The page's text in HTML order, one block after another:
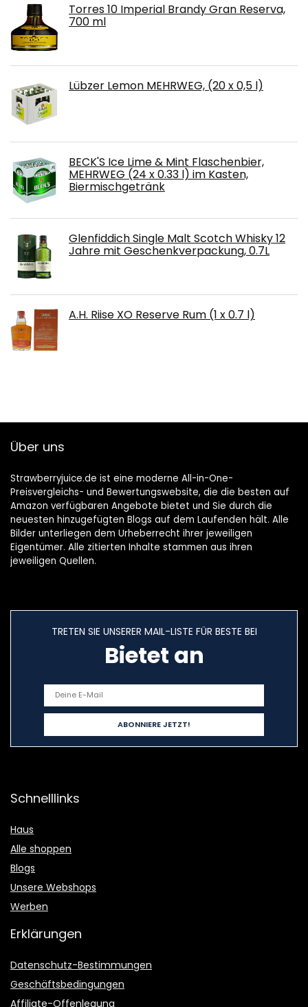
Torres 10 Imperial Brandy Gran Reserva,
700 ml
Lübzer Lemon MEHRWEG, (20 x 0,5 l)
BECK'S Ice Lime & Mint Flaschenbier,
MEHRWEG (24 x 0.33 l) im Kasten,
Biermischgetränk
Glenfiddich Single Malt Scotch Whisky 12
Jahre mit Geschenkverpackung, 0.7L
A.H. Riise XO Reserve Rum (1 x 0.7 l)
Über uns
Strawberryjuice.de ist eine moderne All-in-One-
Preisvergleichs- und Bewertungswebsite, die die besten auf
Amazon verfügbaren Angebote bietet und Sie durch die
neuesten hinzugefügten Blogs auf dem Laufenden hält. Alle
Bilder unterliegen dem Urheberrecht ihrer jeweiligen
Eigentümer. Alle zitierten Inhalte stammen aus ihren
jeweiligen Quellen.
TRETEN SIE UNSERER MAIL-LISTE FÜR BESTE BEI
Bietet an
Schnelllinks
Haus
Alle shoppen
Blogs
Unsere Webshops
Werben
Erklärungen
Datenschutz-Bestimmungen
Geschäftsbedingungen
Affiliate-Offenlegung